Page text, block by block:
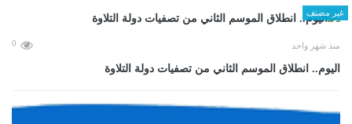
غير مصنف
منذ شهر واحد 0
اليوم.. انطلاق الموسم الثاني من تصفيات دولة التلاوة